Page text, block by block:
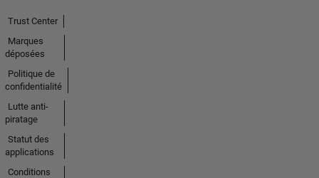
Trust Center
Marques
déposées
Politique de
confidentialité
Lutte anti-
piratage
Statut des
applications
Conditions